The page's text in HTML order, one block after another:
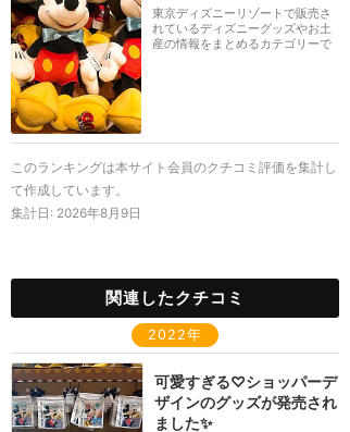
東京ディズニーリゾートで販売さ
れているディズニーグッズやお土
産の情報をまとめるカテゴリーで
このランキングは本サイト会員のクチコミ評価を集計し
て作成しています。
集計日: 2026年8月9日
関連したクチコミ
2022年
可愛すぎる♡ショッパーデ
ザインのグッズが発売され
ました✨